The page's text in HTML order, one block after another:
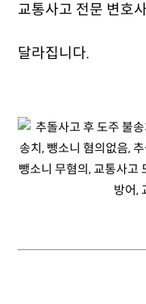
교통사고 전문 변호
달라집니다.